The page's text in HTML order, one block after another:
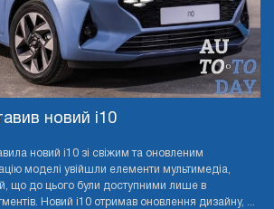
новий i10
новий i10 зі свіжим та оновленим
моделі увійшли елементи мультимедіа,
що до цього були доступними лише в
Новий i10 отримав оновлення дизайну, ...